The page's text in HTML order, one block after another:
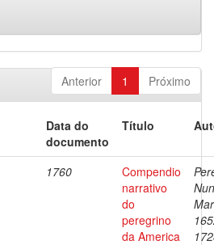
Anterior 1 Próximo
Data do
documento
Título
1760
Compendio
narrativo
do
peregrino
da America